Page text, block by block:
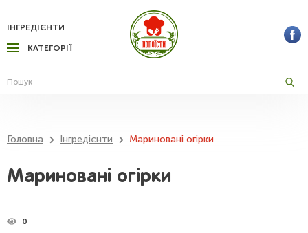
КАТЕГОРІЇ
ІНГРЕДІЄНТИ
Головна Інгредієнти Мариновані огірки
Мариновані огірки
0